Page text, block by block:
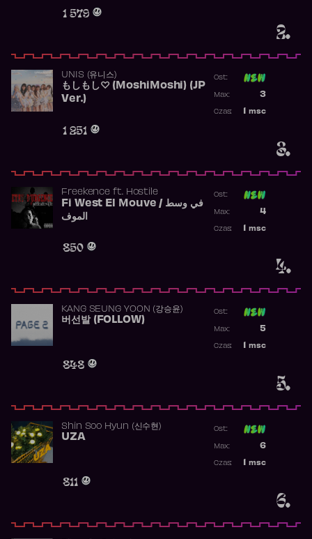
2.
1 579
3.
UNIS (유니스)
もしもし♡ (MoshiMoshi) (JP
Ver.)
1 251
Ost:
3
Max:
msc
Czas:
4.
Freekence ft. Hostile
Fi West El Mouve / في وسط
الموف
850
Ost:
4
Max:
msc
Czas:
5.
KANG SEUNG YOON (강승윤)
버선발 (FOLLOW)
848
Ost:
5
Max:
msc
Czas:
6.
Shin Soo Hyun (신수현)
UZA
811
Ost:
6
Max:
msc
Czas: